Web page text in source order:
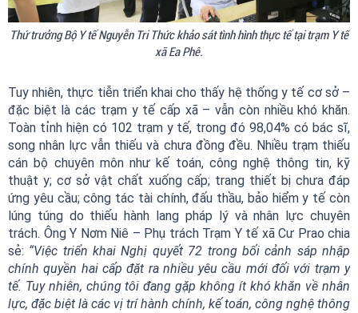
Thứ trưởng Bộ Y tế Nguyễn Tri Thức khảo sát tình hình thực tế tại trạm Y tế
xã Ea Phê.
Tuy nhiên, thực tiễn triển khai cho thấy hệ thống y tế cơ sở –
đặc biệt là các trạm y tế cấp xã – vẫn còn nhiều khó khăn.
Toàn tỉnh hiện có 102 trạm y tế, trong đó 98,04% có bác sĩ,
song nhân lực vẫn thiếu và chưa đồng đều. Nhiều trạm thiếu
cán bộ chuyên môn như kế toán, công nghệ thông tin, kỹ
thuật y; cơ sở vật chất xuống cấp; trang thiết bị chưa đáp
ứng yêu cầu; công tác tài chính, đấu thầu, bảo hiểm y tế còn
lúng túng do thiếu hành lang pháp lý và nhân lực chuyên
trách. Ông Y Nơm Niê – Phụ trách Trạm Y tế xã Cư Prao chia
sẻ: “Việc triển khai Nghị quyết 72 trong bối cảnh sáp nhập
chính quyền hai cấp đặt ra nhiều yêu cầu mới đối với trạm y
tế. Tuy nhiên, chúng tôi đang gặp không ít khó khăn về nhân
lực, đặc biệt là các vị trí hành chính, kế toán, công nghệ thông